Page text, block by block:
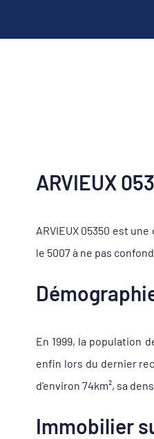
ARVIEUX
ARVIEUX 05350 est
le 5007 à ne pas
En 1999, la population
enfin lors du dernier
d'environ 74km², sa
Immobilier